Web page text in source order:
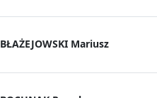
BŁAŻEJOWSKI Mariusz